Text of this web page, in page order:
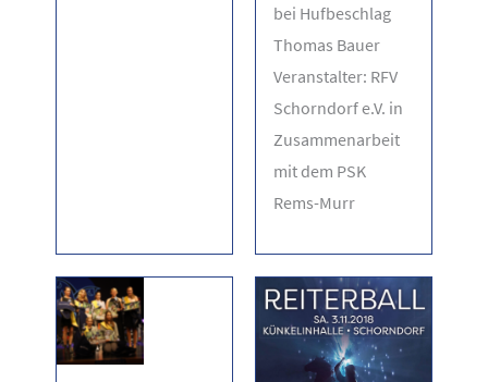
bei Hufbeschlag
Thomas Bauer
Veranstalter: RFV
Schorndorf e.V. in
Zusammenarbeit
mit dem PSK
Rems-Murr